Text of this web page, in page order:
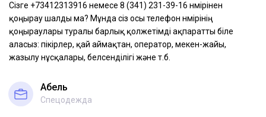
Сізге +73412313916 немесе 8 (341) 231-39-16 нөмірінен
қоңырау шалды ма? Мұнда сіз осы телефон нөмірінің
қоңыраулары туралы барлық қолжетімді ақпаратты біле
аласыз: пікірлер, қай аймақтан, оператор, мекен-жайы,
жазылу нұсқалары, белсенділігі және т.б.
Абель
Спецодежда